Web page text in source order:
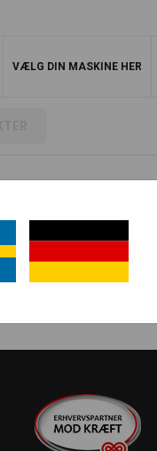
VÆLG DIN MASKINE HER
SH75 URG